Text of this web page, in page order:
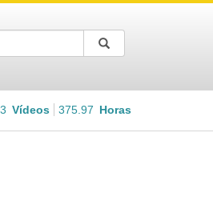
Enviar
Buscar
Vídeos 375.97 Horas